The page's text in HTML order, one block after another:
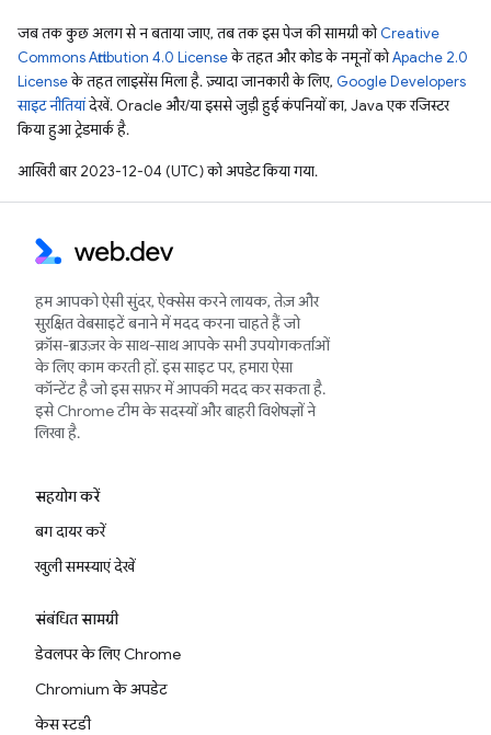
जब तक कुछ अलग से न बताया जाए, तब तक इस पेज की सामग्री कोCreative
Commons Attribution 4.0 Licenseके तहत और कोड के नमूनों कोApache 2.0
Licenseके तहत लाइसेंस मिला है. ज़्यादा जानकारी के लिए, Google Developers
साइट नीतियांदेखें. Oracle और/या इससे जुड़ी हुई कंपनियों का, Java एक रजिस्टर
किया हुआ ट्रेडमार्क है.
आखिरी बार 2023-12-04 (UTC) को अपडेट किया गया.
हम आपको ऐसी सुंदर, ऐक्सेस करने लायक, तेज़ और
सुरक्षित वेबसाइटें बनाने में मदद करना चाहते हैं जो
क्रॉस-ब्राउज़र के साथ-साथ आपके सभी उपयोगकर्ताओं
के लिए काम करती हों. इस साइट पर, हमारा ऐसा
कॉन्टेंट है जो इस सफ़र में आपकी मदद कर सकता है.
इसे Chrome टीम के सदस्यों और बाहरी विशेषज्ञों ने
लिखा है.
सहयोग करें
बग दायर करें
खुली समस्याएं देखें
संबंधित सामग्री
डेवलपर के लिए Chrome
Chromium के अपडेट
केस स्टडी